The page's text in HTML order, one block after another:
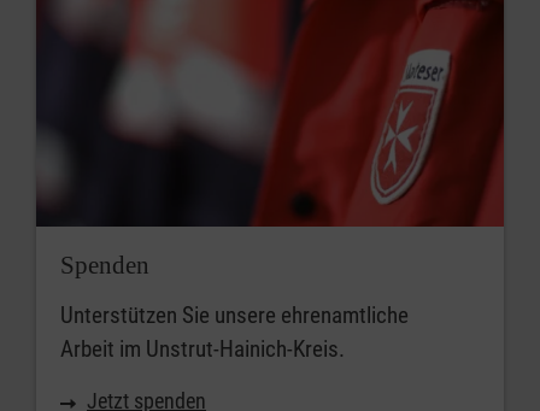
Spenden
Unterstützen Sie unsere ehrenamtliche
Arbeit im Unstrut-Hainich-Kreis.
Jetzt spenden